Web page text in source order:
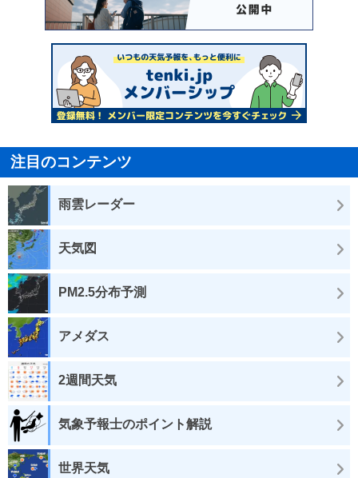
注目のコンテンツ
雨雲レーダー
天気図
PM2.5分布予測
アメダス
2週間天気
気象予報士のポイント解説
世界天気